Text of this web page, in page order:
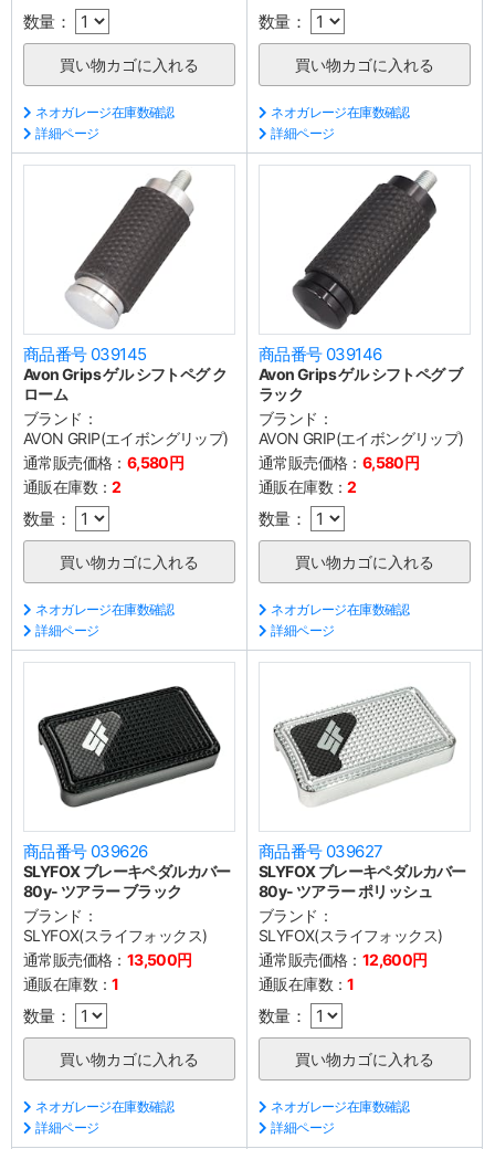
数量：
ネオガレージ在庫数確認
詳細ページ
数量：
ネオガレージ在庫数確認
詳細ページ
商品番号 039145
Avon Grips ゲル シフトペグ ク
ローム
ブランド：
AVON GRIP(エイボングリップ)
通常販売価格： 6,580円
通販在庫数：2
数量：
ネオガレージ在庫数確認
詳細ページ
商品番号 039146
Avon Grips ゲル シフトペグ ブ
ラック
ブランド：
AVON GRIP(エイボングリップ)
通常販売価格： 6,580円
通販在庫数：2
数量：
ネオガレージ在庫数確認
詳細ページ
商品番号 039626
SLYFOX ブレーキペダルカバー
80y- ツアラー ブラック
ブランド：
SLYFOX(スライフォックス)
通常販売価格： 13,500円
通販在庫数：1
数量：
ネオガレージ在庫数確認
詳細ページ
商品番号 039627
SLYFOX ブレーキペダルカバー
80y- ツアラー ポリッシュ
ブランド：
SLYFOX(スライフォックス)
通常販売価格： 12,600円
通販在庫数：1
数量：
ネオガレージ在庫数確認
詳細ページ